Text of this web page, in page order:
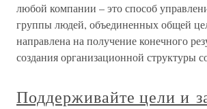
любой компании – это способ
группы людей, объединенных общей
направлена на получение конечного
создания организационной структуры
Поддерживайте цели и